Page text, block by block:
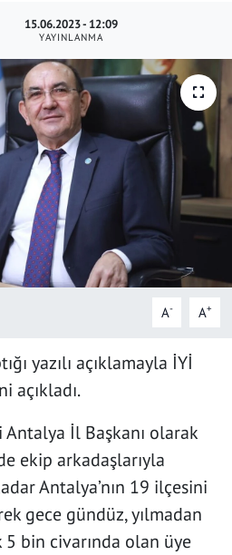
15.06.2023 - 12:09
YAYINLANMA
A- A+
yazılı açıklamayla İYİ
açıkladı.
Antalya İl Başkanı olarak
ekip arkadaşlarıyla
Antalya’nın 19 ilçesini
gece gündüz, yılmadan
bin civarında olan üye